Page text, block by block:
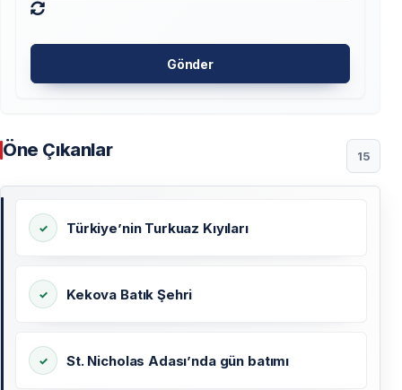
Gönder
Öne Çıkanlar 15
Türkiye’nin Turkuaz Kıyıları
Kekova Batık Şehri
St. Nicholas Adası’nda gün batımı